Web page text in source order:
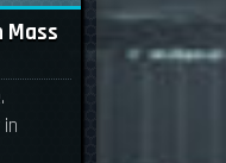
Mass